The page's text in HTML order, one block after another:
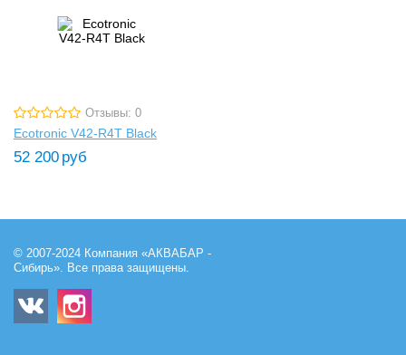
Отзывы: 0
Ecotronic V42-R4T Black
52 200 руб
© 2007-2024 Компания «АКВАБАР -
Сибирь». Все права защищены.